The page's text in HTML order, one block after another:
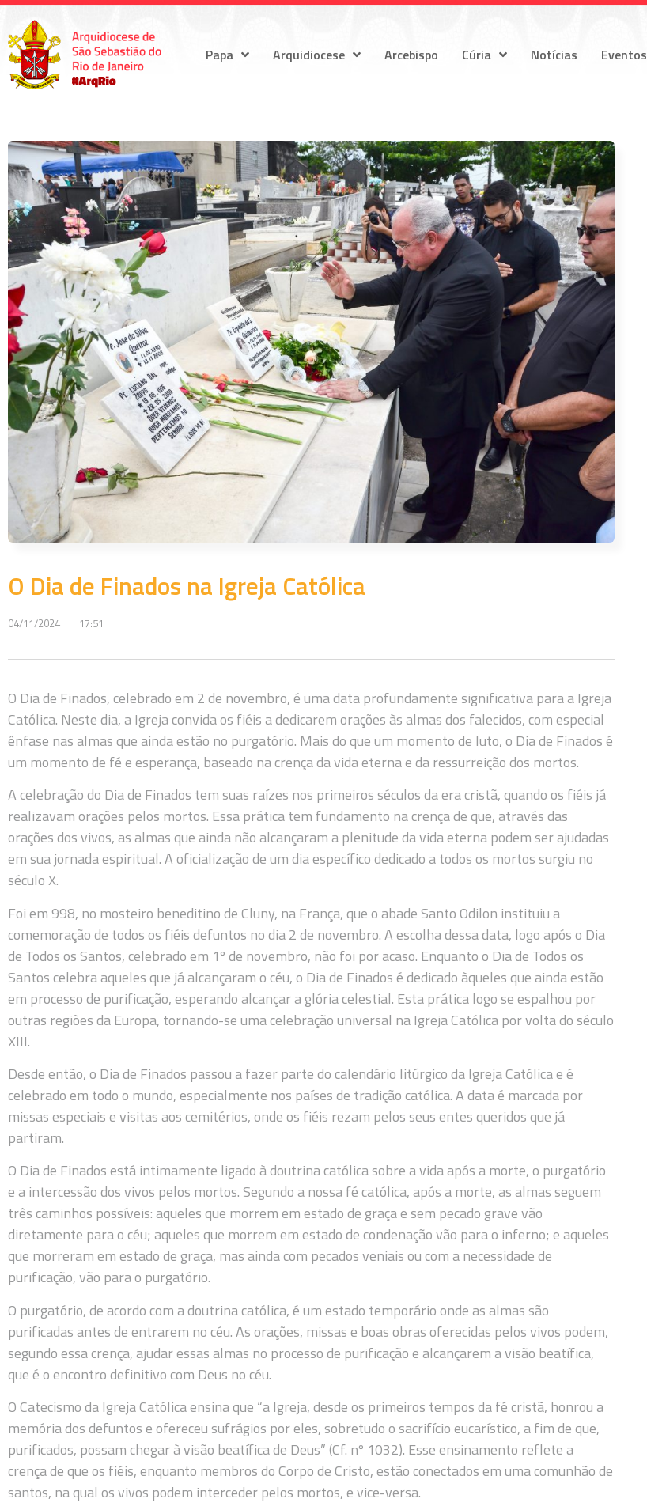
Papa Arquidiocese Arcebispo Cúria Notícias Eventos
O Dia de Finados na Igreja Católica
04/11/2024 17:51
O Dia de Finados, celebrado em 2 de novembro, é uma data profundamente significativa para a Igreja
Católica. Neste dia, a Igreja convida os fiéis a dedicarem orações às almas dos falecidos, com especial
ênfase nas almas que ainda estão no purgatório. Mais do que um momento de luto, o Dia de Finados é
um momento de fé e esperança, baseado na crença da vida eterna e da ressurreição dos mortos.
A celebração do Dia de Finados tem suas raízes nos primeiros séculos da era cristã, quando os fiéis já
realizavam orações pelos mortos. Essa prática tem fundamento na crença de que, através das
orações dos vivos, as almas que ainda não alcançaram a plenitude da vida eterna podem ser ajudadas
em sua jornada espiritual. A oficialização de um dia específico dedicado a todos os mortos surgiu no
século X.
Foi em 998, no mosteiro beneditino de Cluny, na França, que o abade Santo Odilon instituiu a
comemoração de todos os fiéis defuntos no dia 2 de novembro. A escolha dessa data, logo após o Dia
de Todos os Santos, celebrado em 1º de novembro, não foi por acaso. Enquanto o Dia de Todos os
Santos celebra aqueles que já alcançaram o céu, o Dia de Finados é dedicado àqueles que ainda estão
em processo de purificação, esperando alcançar a glória celestial. Esta prática logo se espalhou por
outras regiões da Europa, tornando-se uma celebração universal na Igreja Católica por volta do século
XIII.
Desde então, o Dia de Finados passou a fazer parte do calendário litúrgico da Igreja Católica e é
celebrado em todo o mundo, especialmente nos países de tradição católica. A data é marcada por
missas especiais e visitas aos cemitérios, onde os fiéis rezam pelos seus entes queridos que já
partiram.
O Dia de Finados está intimamente ligado à doutrina católica sobre a vida após a morte, o purgatório
e a intercessão dos vivos pelos mortos. Segundo a nossa fé católica, após a morte, as almas seguem
três caminhos possíveis: aqueles que morrem em estado de graça e sem pecado grave vão
diretamente para o céu; aqueles que morrem em estado de condenação vão para o inferno; e aqueles
que morreram em estado de graça, mas ainda com pecados veniais ou com a necessidade de
purificação, vão para o purgatório.
O purgatório, de acordo com a doutrina católica, é um estado temporário onde as almas são
purificadas antes de entrarem no céu. As orações, missas e boas obras oferecidas pelos vivos podem,
segundo essa crença, ajudar essas almas no processo de purificação e alcançarem a visão beatífica,
que é o encontro definitivo com Deus no céu.
O Catecismo da Igreja Católica ensina que “a Igreja, desde os primeiros tempos da fé cristã, honrou a
memória dos defuntos e ofereceu sufrágios por eles, sobretudo o sacrifício eucarístico, a fim de que,
purificados, possam chegar à visão beatífica de Deus” (Cf. nº 1032). Esse ensinamento reflete a
crença de que os fiéis, enquanto membros do Corpo de Cristo, estão conectados em uma comunhão de
santos, na qual os vivos podem interceder pelos mortos, e vice-versa.